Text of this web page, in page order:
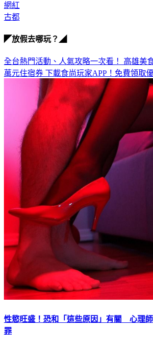
網紅
古都
◤放假去哪玩？◢
全台熱門活動、人氣攻略一次看！ 高雄美
萬元住宿券 下載食尚玩家APP！免費領取
性慾旺盛！恐和「這些原因」有關 心理
罪